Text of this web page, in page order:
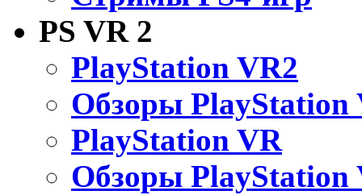
PS VR 2
PlayStation VR2
Обзоры PlayStation
PlayStation VR
Обзоры PlayStation